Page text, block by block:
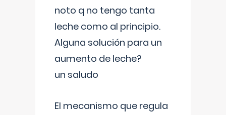
noto q no tengo tanta
leche como al principio.
Alguna solución para un
aumento de leche?
un saludo
El mecanismo que regula